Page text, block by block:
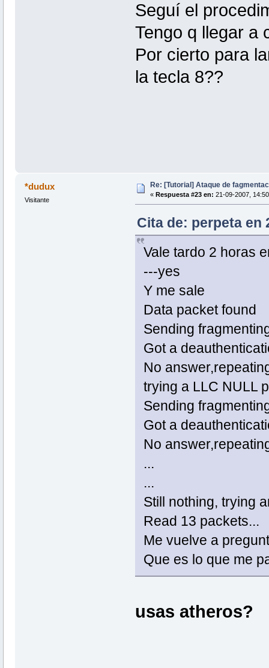
Seguí el
Tengo q llegar a
Por cierto para
la tecla 8??
*dudux
Visitante
Re: [Tutorial] Ataque de
« Respuesta #23 en: 21-09-2007,
Cita de: perpeta en
Vale tardo 2 horas
---yes
Y me sale
Data packet found
Sending
Got a
No
trying a LLC NULL
Sending
Got a
No
...
...
Still nothing, trying
Read 13 packets...
Me vuelve a
Que es lo que me
usas atheros?